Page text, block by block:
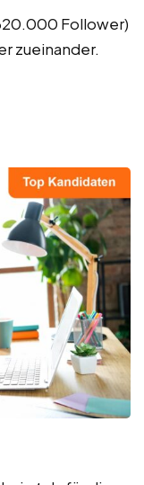
Follower)
zueinander.